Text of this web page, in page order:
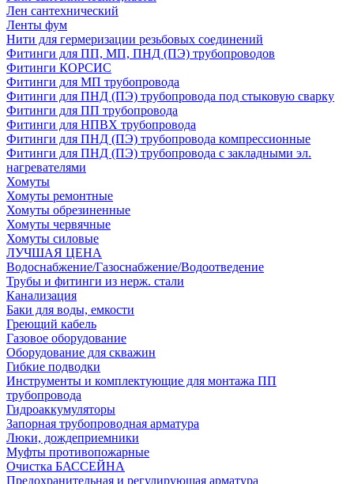
Лен сантехнический
Ленты фум
Нити для гермеризации резьбовых соединений
Фитинги для ПП, МП, ПНД (ПЭ) трубопроводов
Фитинги КОРСИС
Фитинги для МП трубопровода
Фитинги для ПНД (ПЭ) трубопровода под стыковую сварку
Фитинги для ПП трубопровода
Фитинги для НПВХ трубопровода
Фитинги для ПНД (ПЭ) трубопровода компрессионные
Фитинги для ПНД (ПЭ) трубопровода с закладными эл.
нагревателями
Хомуты
Хомуты ремонтные
Хомуты обрезиненные
Хомуты червячные
Хомуты силовые
ЛУЧШАЯ ЦЕНА
Водоснабжение/Газоснабжение/Водоотведение
Трубы и фитинги из нерж. стали
Канализация
Баки для воды, емкости
Греющий кабель
Газовое оборудование
Оборудование для скважин
Гибкие подводки
Инструменты и комплектующие для монтажа ПП
трубопровода
Гидроаккумуляторы
Запорная трубопроводная арматура
Люки, дождеприемники
Муфты противопожарные
Очистка БАССЕЙНА
Предохранительная и регулирующая арматура